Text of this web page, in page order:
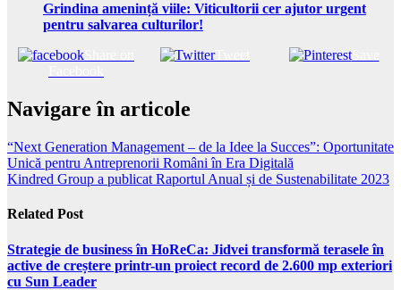
Grindina amenință viile: Viticultorii cer ajutor urgent
pentru salvarea culturilor!
Tweet Save
Navigare în articole
“Next Generation Management – de la Idee la Succes”: Oportunitate
Unică pentru Antreprenorii Români în Era Digitală
Kindred Group a publicat Raportul Anual și de Sustenabilitate 2023
Related Post
Strategie de business în HoReCa: Jidvei transformă terasele în
active de creștere printr-un proiect record de 2.600 mp exteriori
cu Sun Leader